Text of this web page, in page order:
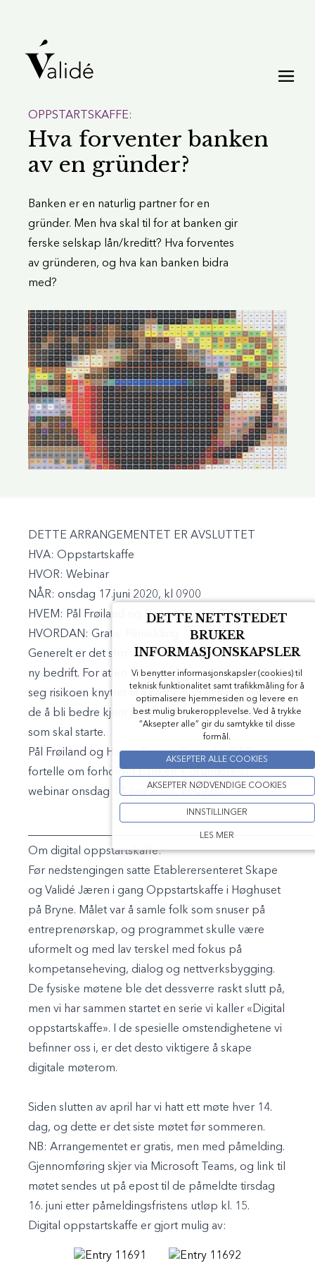
OPPSTARTSKAFFE:
Hva forventer banken
av en gründer?
Banken er en naturlig partner for en
gründer. Men hva skal til for at banken gir
ferske selskap lån/kreditt? Hva forventes
av gründeren, og hva kan banken bidra
med?
DETTE ARRANGEMENTET ER AVSLUTTET
HVA: Oppstartskaffe
HVOR: Webinar
NÅR: onsdag 17.juni 2020, kl 0900
HVEM: Pål Frøiland og Hanne Beathe Grutle, DnB
HVORDAN: Gratis. Påmelding
Generelt er det stor risiko knyttet til oppstart av en
ny bedrift. For at en bank skal være villig til å påta
seg risikoen knyttet til å bidra med et lån, ønsker
de å bli bedre kjent med bedriften og du/dere
som skal starte.
Pål Frøiland og Hanne Beathe Grutle fra DNB
fortelle om forholdet banken + gründeren i
webinar onsdag 17. juni 2020, kl. 09:00.
Om digital oppstartskaffe:
Før nedstengingen satte Etablerersenteret Skape
og Validé Jæren i gang Oppstartskaffe i Høghuset
på Bryne. Målet var å samle folk som snuser på
entreprenørskap, og programmet skulle være
uformelt og med lav terskel med fokus på
kompetanseheving, dialog og nettverksbygging.
De fysiske møtene ble det dessverre raskt slutt på,
men vi har sammen startet en serie vi kaller «Digital
oppstartskaffe». I de spesielle omstendighetene vi
befinner oss i, er det desto viktigere å skape
digitale møterom.
Siden slutten av april har vi hatt ett møte hver 14.
dag, og dette er det siste møtet før sommeren.
NB: Arrangementet er gratis, men med påmelding.
Gjennomføring skjer via Microsoft Teams, og link til
møtet sendes ut på epost til de påmeldte tirsdag
16. juni etter påmeldingsfristens utløp kl. 15.
Digital oppstartskaffe er gjort mulig av:
DETTE NETTSTEDET
BRUKER
INFORMASJONSKAPSLER
Vi benytter informasjonskapsler (cookies) til
teknisk funktionalitet samt trafikkmåling for å
optimalisere hjemmesiden og levere en
best mulig brukeropplevelse. Ved å trykke
”Aksepter alle” gir du samtykke til disse
formål.
AKSEPTER ALLE COOKIES
AKSEPTER NØDVENDIGE COOKIES
INNSTILLINGER
LES MER